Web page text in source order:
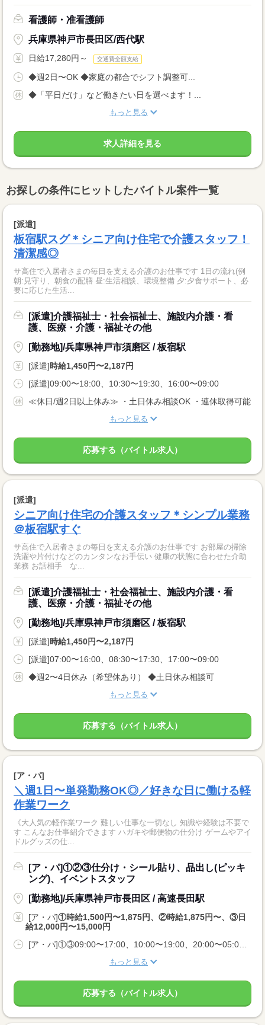
看護師・准看護師
兵庫県神戸市長田区/西代駅
日給17,280円～ 交通費全額支給
◆週2日〜OK ◆家庭の都合でシフト調整可...
◆「平日だけ」など働きたい日を選べます！...
もっと見る
求人詳細を見る
お探しの条件にヒットしたバイトル案件一覧
[派遣]
板宿駅スグ＊シニア向け住宅で介護スタッフ！
清潔感◎
サ高住で入居者さまの毎日を支える介護のお仕事です 1日の流れ(例
朝:見守り、朝食の配膳 昼:生活相談、環境整備 夕:夕食サポート、必
要に応じた生活...
[派遣]介護福祉士・社会福祉士、施設内介護・看
護、医療・介護・福祉その他
[勤務地]/兵庫県神戸市須磨区 / 板宿駅
[派遣]時給1,450円〜2,187円
[派遣]09:00〜18:00、10:30〜19:30、16:00〜09:00
≪休日/週2日以上休み≫ ・土日休み相談OK ・連休取得可能
もっと見る
応募する（バイトル求人）
[派遣]
シニア向け住宅の介護スタッフ＊シンプル業務
＠板宿駅すぐ
サ高住で入居者さまの毎日を支える介護のお仕事です お部屋の掃除
洗濯や片付けなどのカンタンなお手伝い 健康の状態に合わせた介助
業務 お話相手 な...
[派遣]介護福祉士・社会福祉士、施設内介護・看
護、医療・介護・福祉その他
[勤務地]/兵庫県神戸市須磨区 / 板宿駅
[派遣]時給1,450円〜2,187円
[派遣]07:00〜16:00、08:30〜17:30、17:00〜09:00
◆週2〜4日休み（希望休あり） ◆土日休み相談可
もっと見る
応募する（バイトル求人）
[ア・パ]
＼週1日〜単発勤務OK◎／好きな日に働ける軽
作業ワーク
《大人気の軽作業ワーク 難しい仕事な一切なし 知識や経験は不要で
す こんなお仕事紹介できます ハガキや郵便物の仕分け ゲームやアイ
ドルグッズの仕...
[ア・パ]①②③仕分け・シール貼り、品出し(ピッキ
ング)、イベントスタッフ
[勤務地]/兵庫県神戸市長田区 / 高速長田駅
[ア・パ]①時給1,500円〜1,875円、②時給1,875円〜、③日
給12,000円〜15,000円
もっと見る
応募する（バイトル求人）